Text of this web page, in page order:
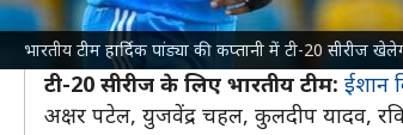
भारतीय टीम हार्दिक पांड्या की कप्तानी में टी-20 सीरीज
साल 2014 के टी-20 विश्व कप को देखते हुए
संजू सैमसन और ईशान किशन भी टीम का
टी-20 सीरीज के लिए भारतीय टीम: ईशान
अक्षर पटेल, युजवेंद्र चहल, कुलदीप यादव,